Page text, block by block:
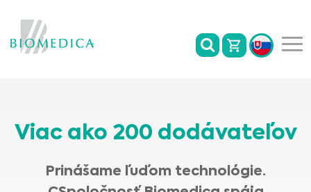
Viac ako 200 dodávateľov
Prinášame ľuďom technológie.